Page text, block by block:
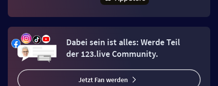
Dabei sein ist alles: Werde Teil
der 123.live Community.
Jetzt Fan werden